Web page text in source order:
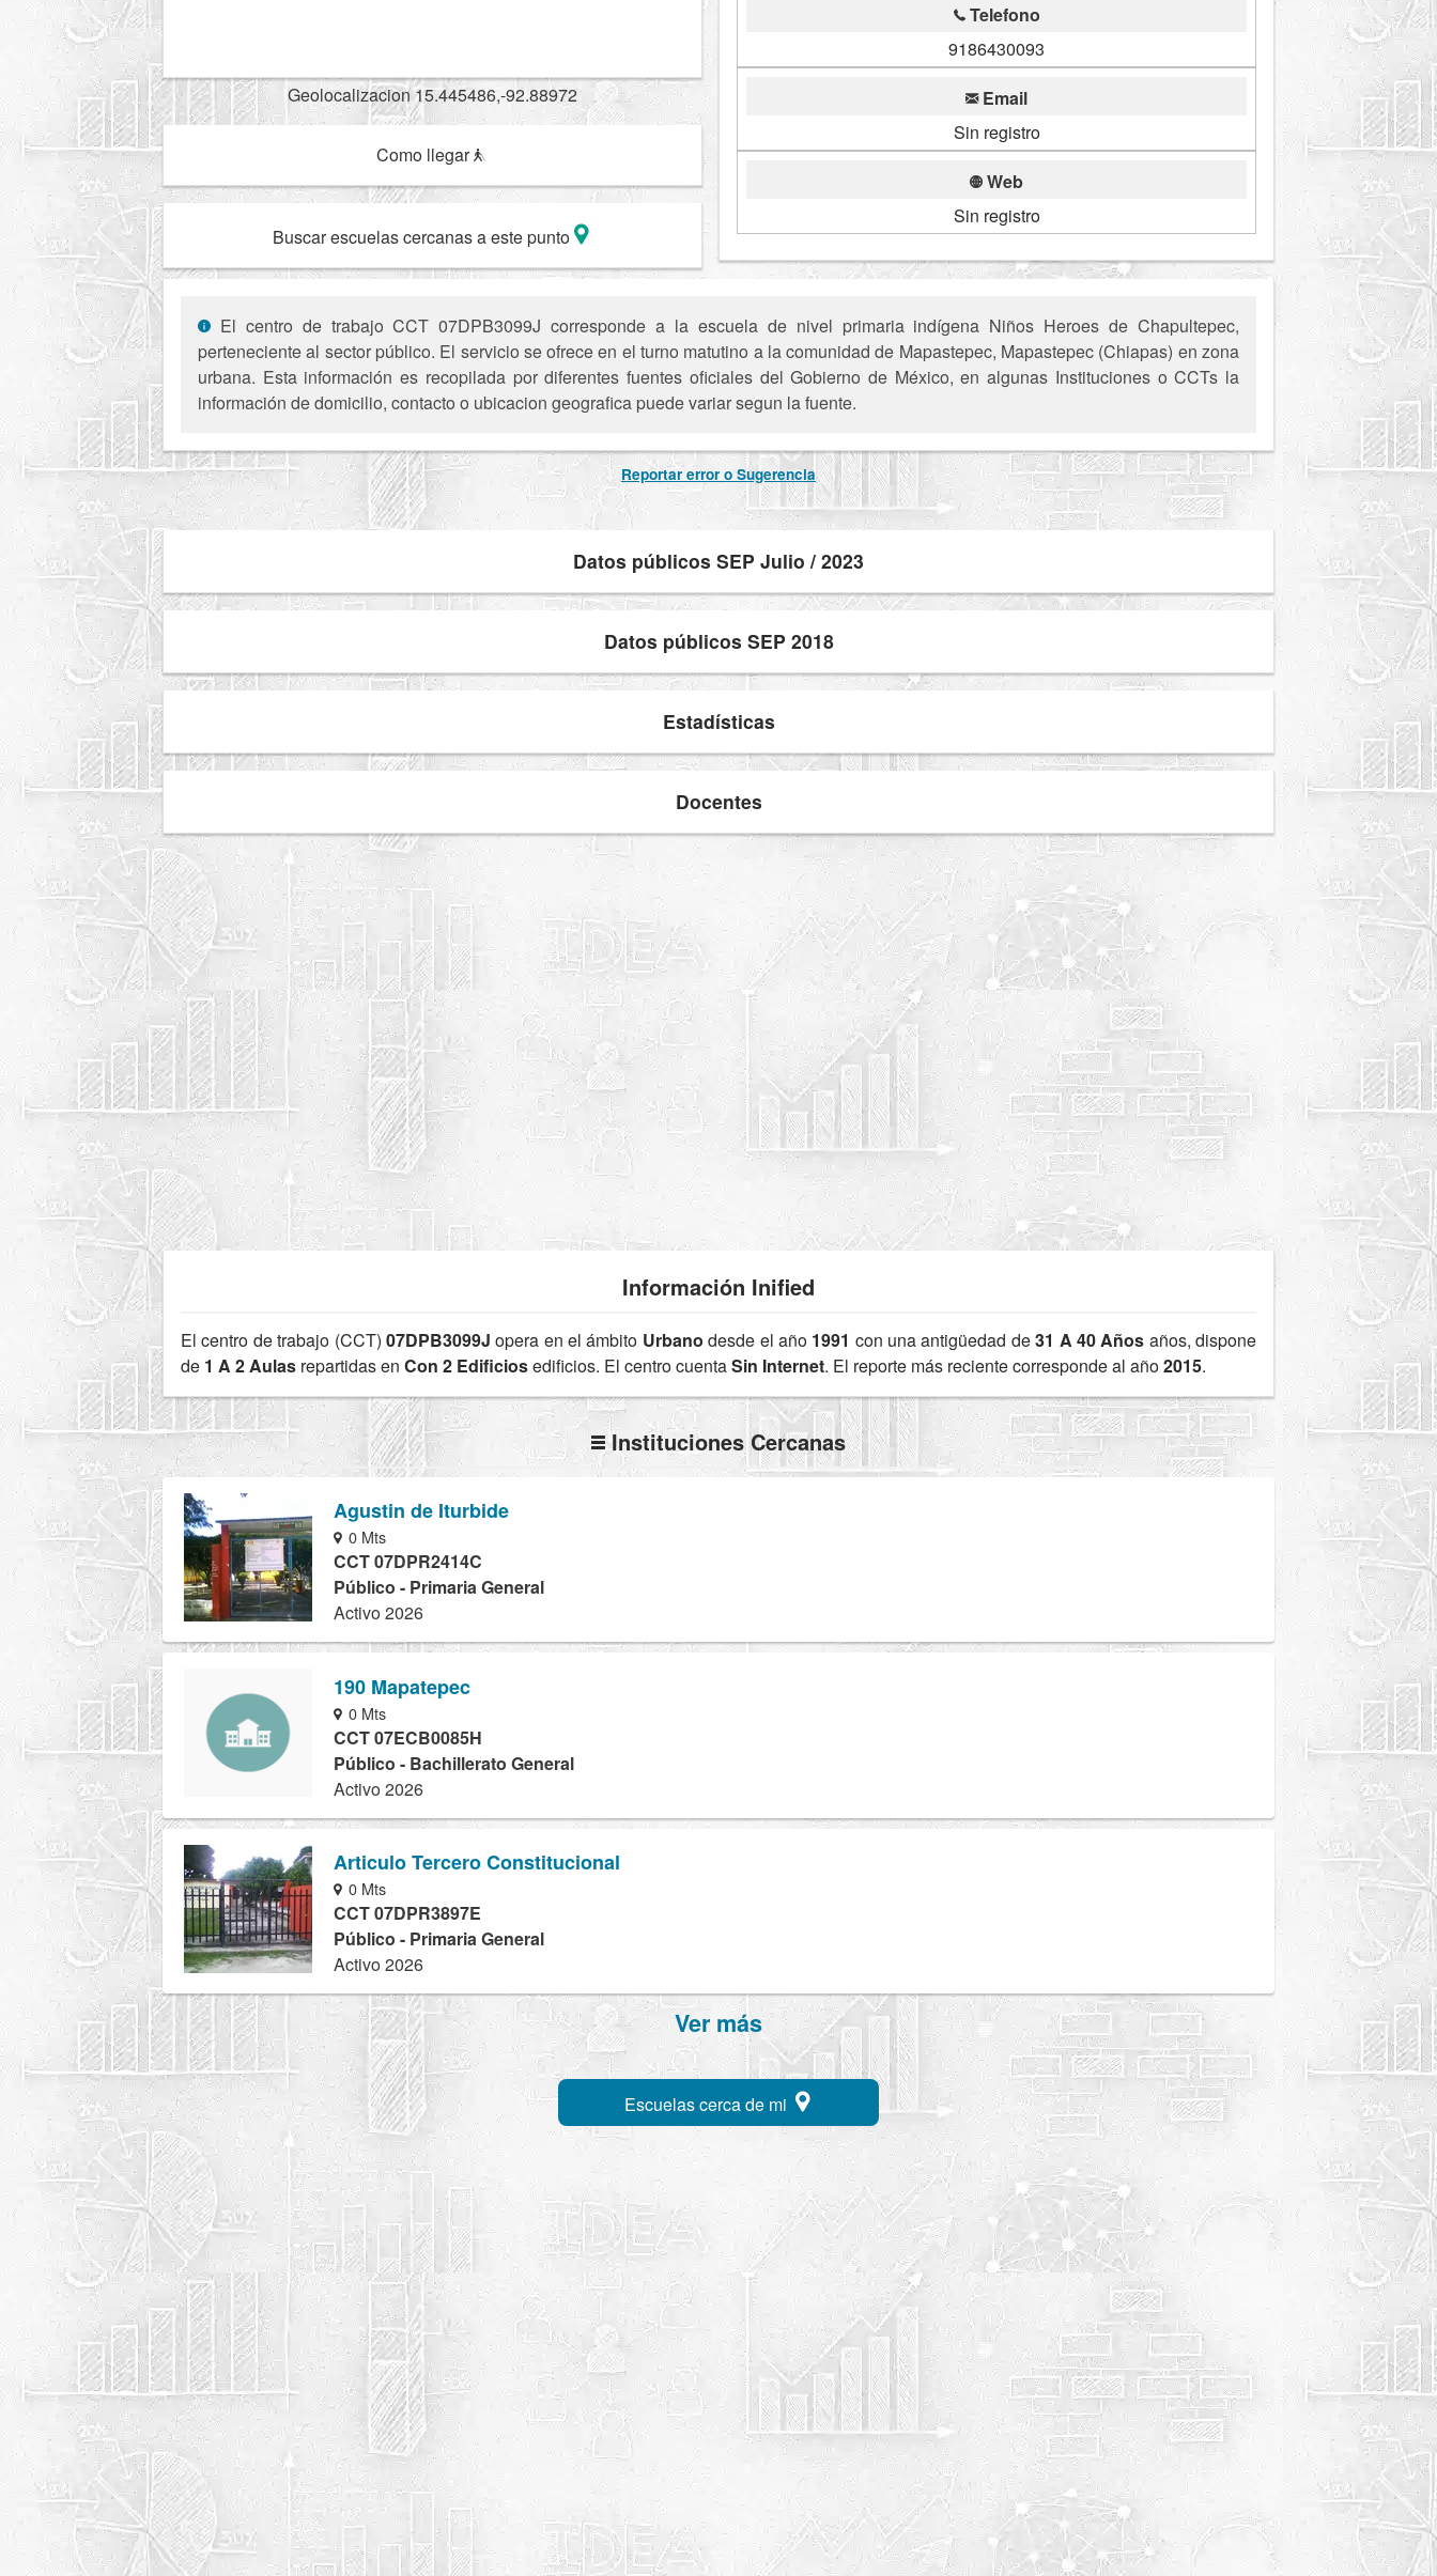
Geolocalizacion 15.445486,-92.88972
Como llegar
Buscar escuelas cercanas a este punto
Telefono
9186430093
Email
Sin registro
Web
Sin registro
El centro de trabajo CCT 07DPB3099J corresponde a la escuela de nivel primaria indígena Niños Heroes de Chapultepec,
perteneciente al sector público. El servicio se ofrece en el turno matutino a la comunidad de Mapastepec, Mapastepec (Chiapas) en zona
urbana. Esta información es recopilada por diferentes fuentes oficiales del Gobierno de México, en algunas Instituciones o CCTs la
información de domicilio, contacto o ubicacion geografica puede variar segun la fuente.
Reportar error o Sugerencia
Datos públicos SEP Julio / 2023
Datos públicos SEP 2018
Estadísticas
Docentes
Información Inified
El centro de trabajo (CCT) 07DPB3099J opera en el ámbito Urbano desde el año 1991 con una antigüedad de31 A 40 Años años, dispone
de 1 A 2 Aulas repartidas en Con 2 Edificiosedificios. El centro cuentaSin Internet. El reporte más reciente corresponde al año2015.
Instituciones Cercanas
Agustin de Iturbide
0 Mts
CCT 07DPR2414C
Público - Primaria General
Activo 2026
190 Mapatepec
0 Mts
CCT 07ECB0085H
Público - Bachillerato General
Activo 2026
Articulo Tercero Constitucional
0 Mts
CCT 07DPR3897E
Público - Primaria General
Activo 2026
Ver más
Escuelas cerca de mi